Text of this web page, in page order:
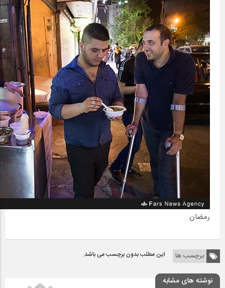
رمضان
برچسب ها این مطلب بدون برچسب می باشد.
نوشته های مشابه